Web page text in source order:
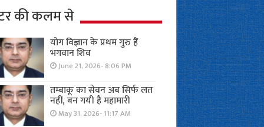
की कलम से
योग विज्ञान के प्रथम गुरु हैं
भगवान शिव
June 21, 2026- 8:06 PM
तम्बाकू का सेवन अब सिर्फ लत
नहीं, बन गयी है महामारी
May 31, 2026- 11:17 AM